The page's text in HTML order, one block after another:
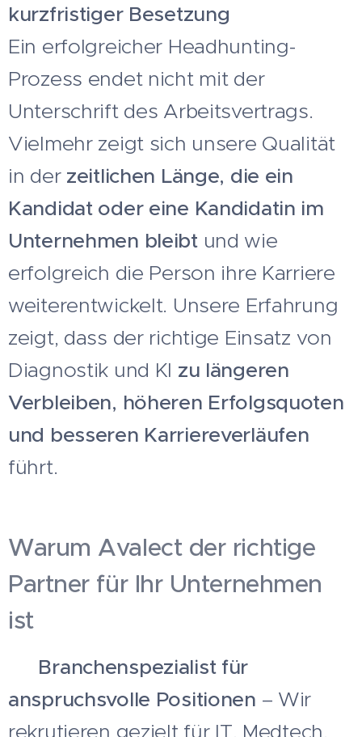
kurzfristiger Besetzung
Ein erfolgreicher Headhunting-
Prozess endet nicht mit der
Unterschrift des Arbeitsvertrags.
Vielmehr zeigt sich unsere Qualität
in der zeitlichen Länge, die ein
Kandidat oder eine Kandidatin im
Unternehmen bleibtund wie
erfolgreich die Person ihre Karriere
weiterentwickelt. Unsere Erfahrung
zeigt, dass der richtige Einsatz von
Diagnostik und KI zu längeren
Verbleiben, höheren Erfolgsquoten
und besseren Karriereverläufen
führt.
Warum Avalect der richtige
Partner für Ihr Unternehmen
ist
Branchenspezialist für
anspruchsvolle Positionen – Wir
rekrutieren gezielt für IT, Medtech,